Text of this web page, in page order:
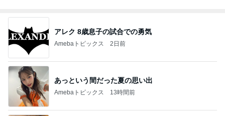
アレク 8歳息子の試合での勇気
Amebaトピックス 2日前
あっという間だった夏の思い出
Amebaトピックス 13時間前